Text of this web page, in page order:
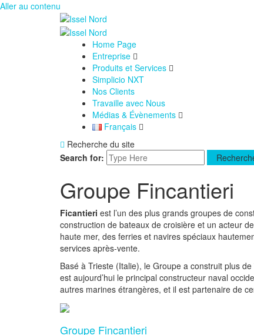
Aller au contenu
Home Page
Entreprise
Produits et Services
Simplicio NXT
Nos Clients
Travaille avec Nous
Médias & Évènements
Français
Recherche du site
Search for:
Groupe Fincantieri
Ficantieri est l’un des plus grands groupes de
construction de bateaux de croisière et un acteur
haute mer, des ferries et navires spéciaux
services après-vente.
Basé à Trieste (Italie), le Groupe a construit plus
est aujourd’hui le principal constructeur naval
autres marines étrangères, et il est partenaire de
Groupe Fincantieri